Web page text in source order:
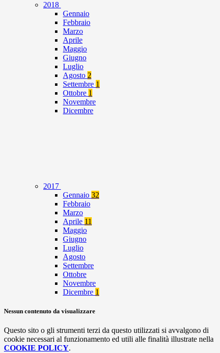
2018
Gennaio
Febbraio
Marzo
Aprile
Maggio
Giugno
Luglio
Agosto 2
Settembre 1
Ottobre 1
Novembre
Dicembre
2017
Gennaio 32
Febbraio
Marzo
Aprile 11
Maggio
Giugno
Luglio
Agosto
Settembre
Ottobre
Novembre
Dicembre 1
Nessun contenuto da visualizzare
Questo sito o gli strumenti terzi da questo utilizzati si avvalgono di
cookie necessari al funzionamento ed utili alle finalità illustrate nella
COOKIE POLICY.